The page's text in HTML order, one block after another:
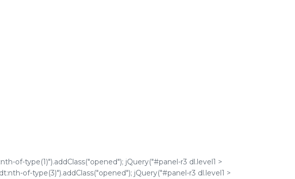
of-type(1)").addClass("opened"); jQuery("#panel-r3 dl.level1 >
of-type(3)").addClass("opened"); jQuery("#panel-r3 dl.level1 >